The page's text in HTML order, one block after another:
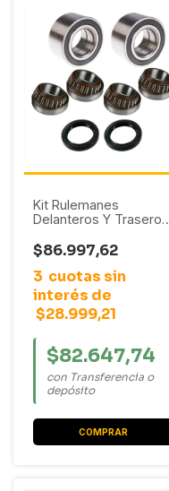
Kit Rulemanes
Delanteros Y Traseros
/ Ka 1997 - 2007 /
Fiesta 1994 - 2002 //
Vw Pointer 1993 - 1997
$86.997,62
3 cuotas sin
interés de
$28.999,21
$82.647,74
con Transferencia o
depósito